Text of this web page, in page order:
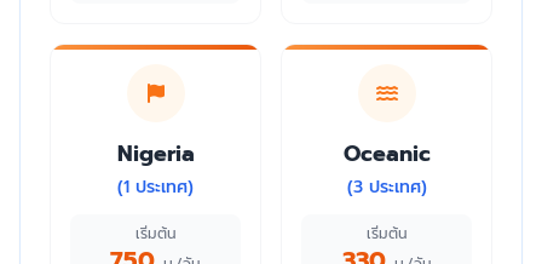
Nigeria
(1 ประเทศ)
เริ่มต้น
Oceanic
(3 ประเทศ)
เริ่มต้น